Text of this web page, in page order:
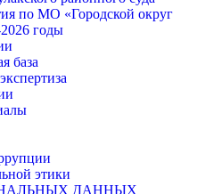
по МО «Городской округ
годы
база
этики
ДАННЫХ